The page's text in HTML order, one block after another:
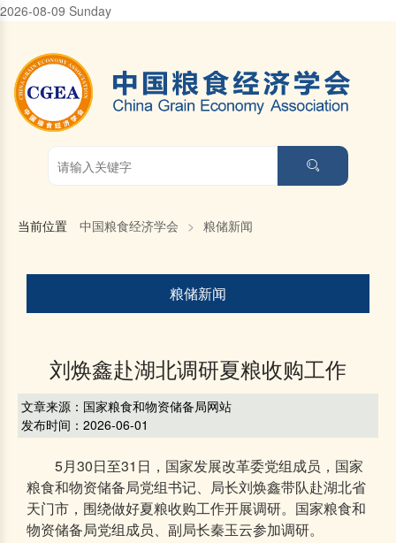
2026-08-09 Sunday
当前位置 中国粮食经济学会 > 粮储新闻
粮储新闻
刘焕鑫赴湖北调研夏粮收购工作
文章来源：国家粮食和物资储备局网站
发布时间：2026-06-01
5月30日至31日，国家发展改革委党组成员，国家
粮食和物资储备局党组书记、局长刘焕鑫带队赴湖北省
天门市，围绕做好夏粮收购工作开展调研。国家粮食和
物资储备局党组成员、副局长秦玉云参加调研。